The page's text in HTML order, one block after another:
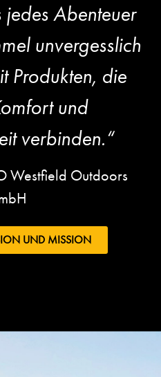
Abenteuer
unvergesslich
Produkten, die
und
verbinden.“
Westfield Outdoors
UND MISSION